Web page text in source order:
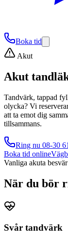
Boka tid
Akut
Akut
Tandvärk, tappad
olycka? Vi
att ta emot dig
tillsammans.
Ring nu 08-30
Boka tid online
Vanliga akuta besvär
När du bör
Svår tandvärk